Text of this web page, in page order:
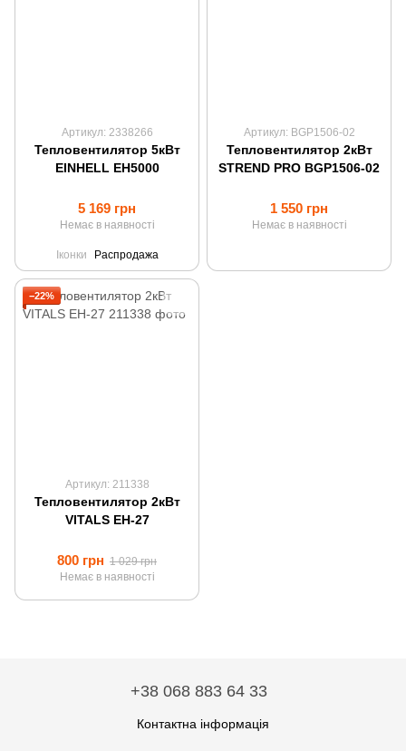
Артикул: 2338266
Тепловентилятор 5кВт
EINHELL EH5000
5 169 грн
Немає в наявності
Іконки Распродажа
Артикул: BGP1506-02
Тепловентилятор 2кВт
STREND PRO BGP1506-02
1 550 грн
Немає в наявності
−22%
Артикул: 211338
Тепловентилятор 2кВт
VITALS EH-27
800 грн 1 029 грн
Немає в наявності
+38 068 883 64 33
Контактна інформація